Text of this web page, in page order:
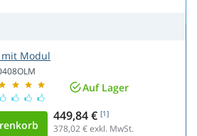
mit Modul
Auf Lager
449,84 € [1]
378,02€ exkl. MwSt.